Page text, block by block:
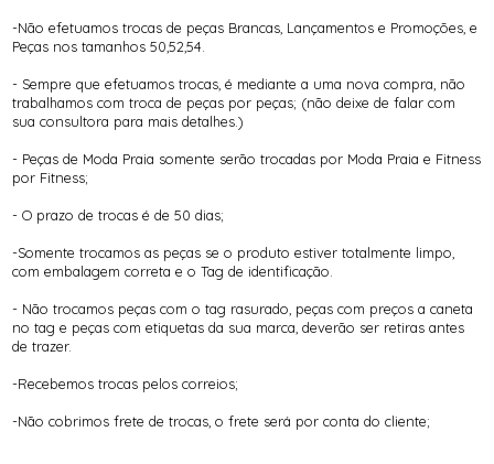
-Não efetuamos trocas de peças Brancas, Lançamentos e Promoções, e
Peças nos tamanhos 50,52,54.
- Sempre que efetuamos trocas, é mediante a uma nova compra, não
trabalhamos com troca de peças por peças; (não deixe de falar com
sua consultora para mais detalhes.)
- Peças de Moda Praia somente serão trocadas por Moda Praia e Fitness
por Fitness;
- O prazo de trocas é de 50 dias;
-Somente trocamos as peças se o produto estiver totalmente limpo,
com embalagem correta e o Tag de identificação.
- Não trocamos peças com o tag rasurado, peças com preços a caneta
no tag e peças com etiquetas da sua marca, deverão ser retiras antes
de trazer.
-Recebemos trocas pelos correios;
-Não cobrimos frete de trocas, o frete será por conta do cliente;